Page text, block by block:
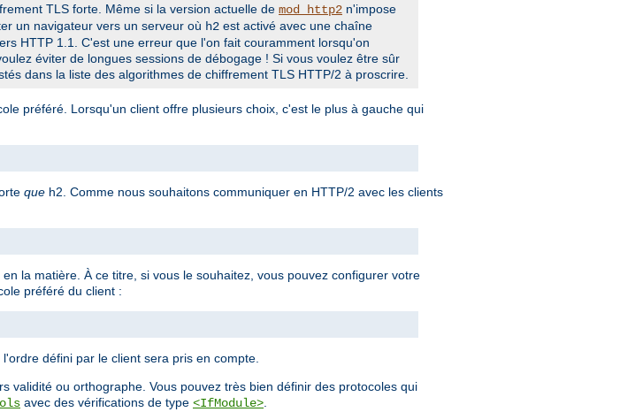
TLS forte. Même si la version actuelle de mod_http2 n'impose
un navigateur vers un serveur où h2 est activé avec une chaîne
HTTP 1.1. C'est une erreur que l'on fait couramment lorsqu'on
éviter de longues sessions de débogage ! Si vous voulez être sûr
dans la liste des algorithmes de chiffrement TLS HTTP/2 à proscrire.
préféré. Lorsqu'un client offre plusieurs choix, c'est le plus à gauche qui
que h2. Comme nous souhaitons communiquer en HTTP/2 avec les clients
la matière. À ce titre, si vous le souhaitez, vous pouvez configurer votre
préféré du client :
défini par le client sera pris en compte.
validité ou orthographe. Vous pouvez très bien définir des protocoles qui
avec des vérifications de type <IfModule>